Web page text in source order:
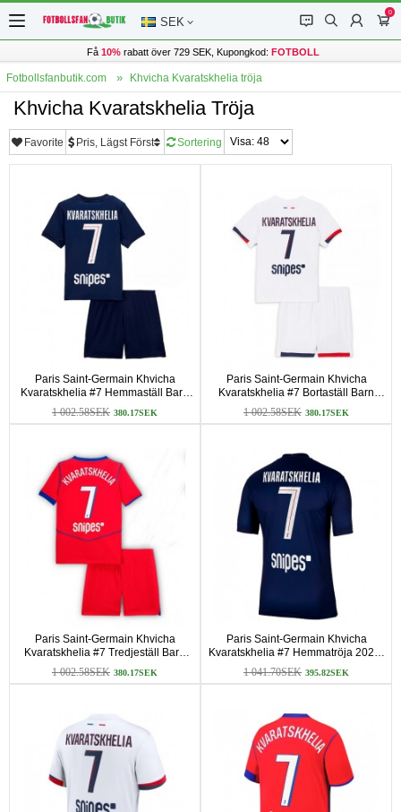
SEK 󰂱 󰂨 󰃳
0
󰃦
Få 10%rabatt över 729 SEK, Kupongkod: FOTBOLL
Fotbollsfanbutik.com Khvicha Kvaratskhelia tröja
Khvicha Kvaratskhelia Tröja
Favorite Pris, Lägst Först Sortering
Paris Saint-Germain Khvicha
Kvaratskhelia #7 Hemmaställ Barn
2025-26 Korta ärmar (+ Korta byxor)
1 002.58SEK 380.17SEK
Paris Saint-Germain Khvicha
Kvaratskhelia #7 Bortaställ Barn
2025-26 Korta ärmar (+ Korta byxor)
1 002.58SEK 380.17SEK
Paris Saint-Germain Khvicha
Kvaratskhelia #7 Tredjeställ Barn
2025-26 Korta ärmar (+ Korta byxor)
1 002.58SEK 380.17SEK
Paris Saint-Germain Khvicha
Kvaratskhelia #7 Hemmatröja 2025-
26 Korta ärmar
1 041.70SEK 395.82SEK